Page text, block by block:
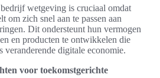
wetgeving is cruciaal omdat
om zich snel aan te passen aan
Dit ondersteunt hun vermogen
en producten te ontwikkelen die
veranderende digitale economie.
voor toekomstgerichte